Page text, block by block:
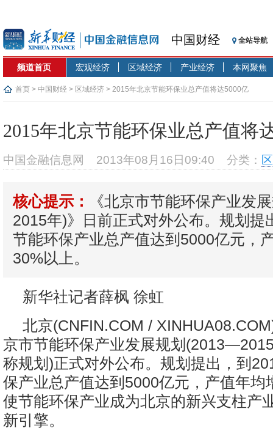
中国财经 全站导航
频道首页 宏观经济 区域经济 产业经济 本网聚焦
首页 > 中国财经 > 区域经济 > 2015年北京节能环保业总产值将达5000亿
2015年北京节能环保业总产值将
中国金融信息网 2013年08月16日09:40 分类：
核心提示：
《北京市节能环保产业发
2015年)》日前正式对外公布。规划提
节能环保产业总产值达到5000亿元，
30%以上。
新华社记者薛枫 徐虹
北京(CNFIN.COM /
京市节能环保产业发展规划
称规划)正式对外公布。规划提出，到
保产业总产值达到5000亿元，产值年均
使节能环保产业成为北京的新兴支柱产
新引擎。